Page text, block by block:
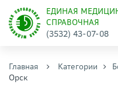
ЕДИНАЯ
СПРАВОЧНАЯ
(3532) 43-07-08
Главная Категории
Орск